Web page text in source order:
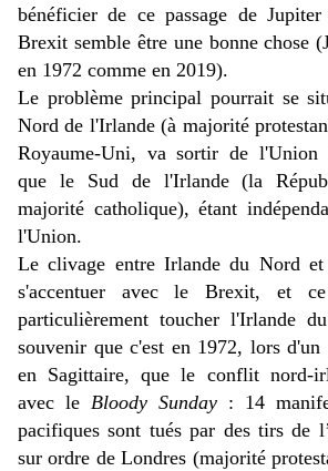
bénéficier de ce passage de
Brexit semble être une bonne chose
en 1972 comme en 2019).
Le problème principal pourrait se
Nord de l'Irlande (à majorité
Royaume-Uni, va sortir de l'Union
que le Sud de l'Irlande (la
majorité catholique), étant
l'Union.
Le clivage entre Irlande du Nord
s'accentuer avec le Brexit, et
particulièrement toucher l'Irlande
souvenir que c'est en 1972, lors d'un
en Sagittaire, que le conflit nord-
avec le Bloody Sunday : 14
pacifiques sont tués par des tirs de
sur ordre de Londres (majorité